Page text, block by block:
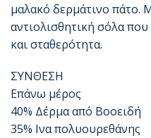
μαλακό δερμάτινο πάτο.
αντιολισθητική σόλα
και σταθερότητα.
ΣΥΝΘΕΣΗ
Επάνω μέρος
40% Δέρμα από Βοοειδή
35% Ινα πολυουρεθάνης